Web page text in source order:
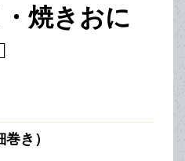
焼きおに
き）